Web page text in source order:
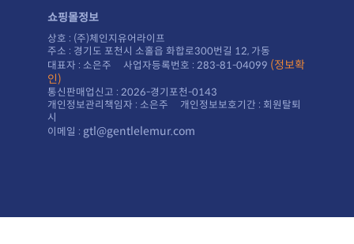
쇼핑몰정보
상호 : (주)체인지유어라이프
주소 : 경기도 포천시 소홀읍 화합로300번길 12, 가동
대표자 : 소은주 사업자등록번호 : 283-81-04099
인)
통신판매업신고 : 2026-경기포천-0143
시
이메일 : gtl@gentlelemur.com